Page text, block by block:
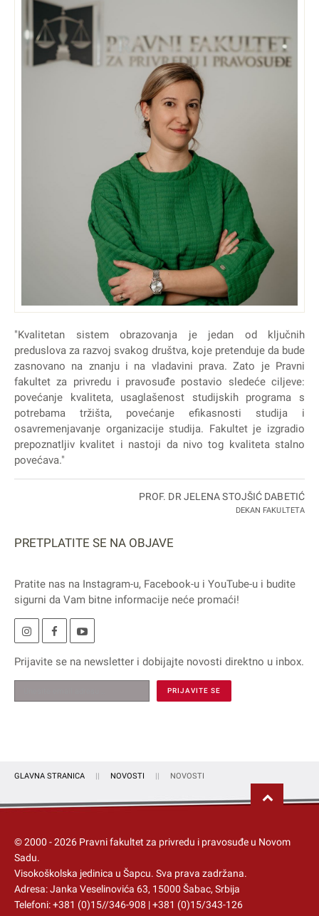
"Kvalitetan sistem obrazovanja je jedan od ključnih
preduslova za razvoj svakog društva, koje pretenduje da bude
zasnovano na znanju i na vladavini prava. Zato je Pravni
fakultet za privredu i pravosuđe postavio sledeće ciljeve:
povećanje kvaliteta, usaglašenost studijskih programa s
potrebama tržišta, povećanje efikasnosti studija i
osavremenjavanje organizacije studija. Fakultet je izgradio
prepoznatljiv kvalitet i nastoji da nivo tog kvaliteta stalno
povećava."
PROF. DR JELENA STOJŠIĆ DABETIĆ
DEKAN FAKULTETA
PRETPLATITE SE NA OBJAVE
Pratite nas na Instagram-u, Facebook-u i YouTube-u i budite
sigurni da Vam bitne informacije neće promaći!
Prijavite se na newsletter i dobijajte novosti direktno u inbox.
GLAVNA STRANICA NOVOSTI NOVOSTI
© 2000 -2026 Pravni fakultet za privredu i pravosuđe u Novom
Sadu.
Visokoškolska jedinica u Šapcu. Sva prava zadržana.
Adresa: Janka Veselinovića 63, 15000 Šabac, Srbija
Telefoni:+381 (0)15//346-908 |+381 (0)15/343-126